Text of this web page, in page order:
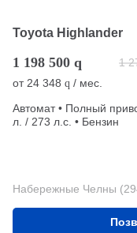
Toyota Highlander
1 198 500 q 1
от 24 348 q / мес.
Автомат • Полный
л. / 273 л.с. • Бензин
Набережные Челны